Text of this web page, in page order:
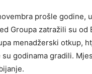
prošle godine,
Groupa zatražili su od
menadžerski otkup,
godinama gradili.